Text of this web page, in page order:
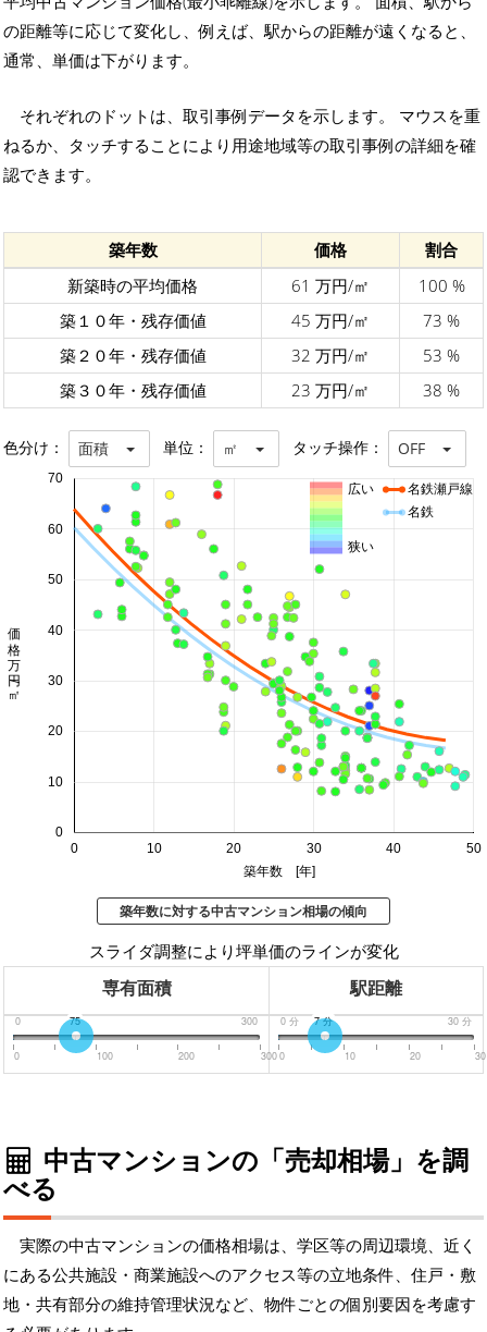
の距離等に応じて変化し、例えば、駅からの距離が遠くなると、
通常、単価は下がります。
それぞれのドットは、取引事例データを示します。 マウスを重
ねるか、タッチすることにより用途地域等の取引事例の詳細を確
認できます。
築年数 価格
割合
新築時の平均価格
61 万円/㎡
100 %
築１０年・残存価値
45 万円/㎡
73 %
築２０年・残存価値
32 万円/㎡
53 %
築３０年・残存価値
23 万円/㎡ 38 %
色分け： 面積 単位： ㎡ タッチ操作： OFF
0 10 20 30 40 50
0
10
20
30
40
50
60
70
築年数 [年]
価格 万円/㎡
名鉄瀬戸線
名鉄
広い
狭い
築年数に対する中古マンション相場の傾向
スライダ調整により坪単価のラインが変化
専有面積 駅距離
0 300
75
0 100 200 300
0 分 30 分
7分
0 10 20 30
中古マンションの「売却相場」を調
べる
実際の中古マンションの価格相場は、学区等の周辺環境、近く
にある公共施設・商業施設へのアクセス等の立地条件、住戸・敷
地・共有部分の維持管理状況など、物件ごとの個別要因を考慮す